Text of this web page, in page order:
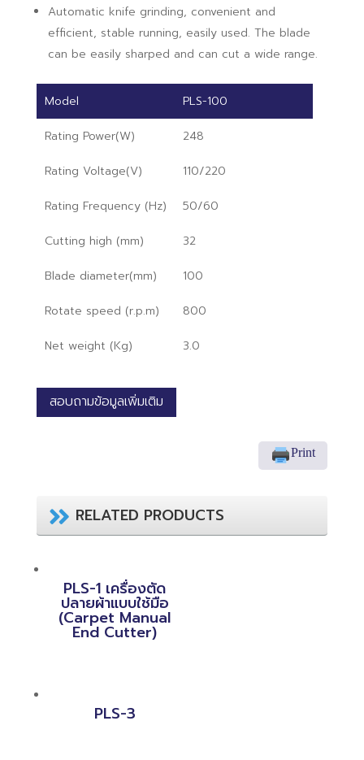
Automatic knife grinding, convenient and
efficient, stable running, easily used. The blade
can be easily sharped and can cut a wide range.
Model PLS-100
Rating Power(W) 248
Rating Voltage(V) 110/220
Rating Frequency (Hz) 50/60
Cutting high (mm) 32
Blade diameter(mm) 100
Rotate speed (r.p.m) 800
Net weight (Kg) 3.0
สอบถามข้อมูลเพิ่มเติม
Print
RELATED PRODUCTS
PLS-1 เครื่องตัด
ปลายผ้าแบบใช้มือ
(Carpet Manual
End Cutter)
PLS-3